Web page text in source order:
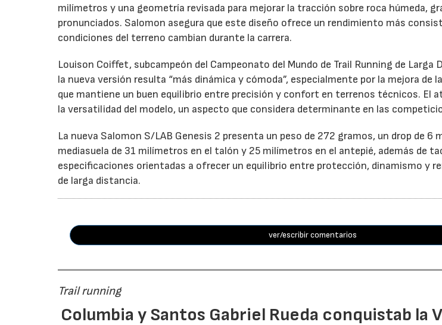
milímetros y una geometría revisada para mejorar la tracción sobre roca húmeda,
pronunciados. Salomon asegura que este diseño ofrece un rendimiento más
condiciones del terreno cambian durante la carrera.
Louison Coiffet, subcampeón del Campeonato del Mundo de Trail Running de Larga
la nueva versión resulta “más dinámica y cómoda”, especialmente por la mejora de
que mantiene un buen equilibrio entre precisión y confort en terrenos técnicos. El
la versatilidad del modelo, un aspecto que considera determinante en las
La nueva Salomon S/LAB Genesis 2 presenta un peso de 272 gramos, un drop de 6
mediasuela de 31 milímetros en el talón y 25 milímetros en el antepié, además de
especificaciones orientadas a ofrecer un equilibrio entre protección, dinamismo y
de larga distancia.
ver/escribir comentarios
Trail running
Columbia y Santos Gabriel Rueda conquistab la